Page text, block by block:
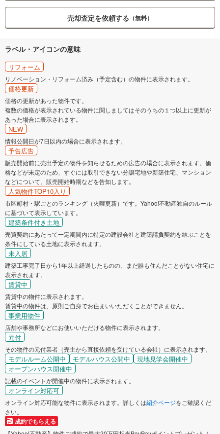
売却査定を依頼する （無料）
ラベル・アイコンの意味
リフォーム
リノベーション・リフォーム済み（予定含む）の物件に表示されます。
価格更新
価格の更新があった物件です。
複数の価格が表示されている物件に関しましてはそのうちの１つ以上に更新が
あった場合に表示されます。
NEW
情報公開日が7日以内の場合に表示されます。
予告広告
販売開始前に売出予定の物件を知らせるための広告の場合に表示されます。価
格などが未定のため、すぐには取引できない分譲宅地や新築住宅、マンション
などについて、販売開始時期などを告知します。
人気物件TOP10入り
市区町村・駅ごとのランキング（火曜更新）です。Yahoo!不動産独自のルール
に基づいて表示しています。
建築条件付き土地
売買契約にあたって一定期間内に特定の建設会社と建築請負契約を結ぶことを
条件にしている土地に表示されます。
未入居
建築工事完了日から1年以上経過したものの、まだ誰も住んだことがない住宅に
表示されます。
賃貸中
賃貸中の物件に表示されます。
賃貸中の物件は、原則ご自身でお住まいいただくことができません。
事業用物件
店舗や事務所などにお使いいただける物件に表示されます。
元付
その物件の元付業者（売主から直接依頼を受けている会社）に表示されます。
モデルルーム公開中 モデルハウス公開中
現地見学会開催中
オープンハウス開催中
記載のイベントが開催中の物件に表示されます。
オンライン対応可
オンライン対応可能な物件に表示されます。詳しくは紹介ページをご確認くだ
さい。
成約でもらえる